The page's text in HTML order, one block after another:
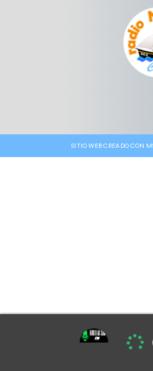
SITIO WEB CREADO CON